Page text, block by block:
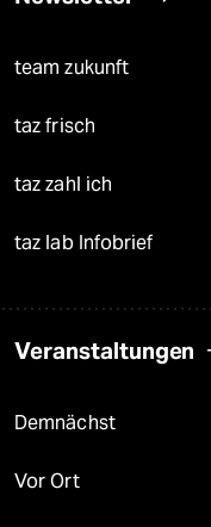
team zukunft
taz frisch
taz zahl ich
taz lab Infobrief
Veranstaltungen
Demnächst
Vor Ort